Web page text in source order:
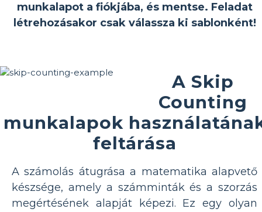
munkalapot a fiókjába, és mentse. Feladat
létrehozásakor csak válassza ki sablonként!
A Skip
Counting
munkalapok
feltárása
A számolás átugrása a matematika alapvető
készsége, amely a számminták és a szorzás
megértésének alapját képezi. Ez egy olyan